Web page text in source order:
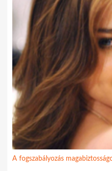
A fogszabályozás